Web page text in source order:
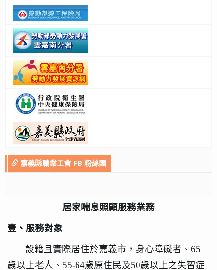
嘉義縣職業工會 FB 粉絲團
居家喘息照顧服務業務
壹、服務對象
設籍且實際居住於嘉義市，身心障礙者、65
歲以上老人、 55-64歲原住民及50歲以上之失智症